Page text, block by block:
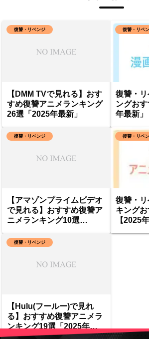
復讐・リベンジ
【DMM TVで見れる】おす
すめ復讐アニメランキング
26選「2025年最新」
復讐・リベ
復讐・
ングお
年最新」
復讐・リベンジ
【アマゾンプライムビデオ
で見れる】おすすめ復讐ア
ニメランキング10選
復讐・リベ
復讐・
キング
【2025
復讐・リベンジ
【Hulu(フールー)で見れ
る】おすすめ復讐アニメラ
ンキング19選「2025年最
新」